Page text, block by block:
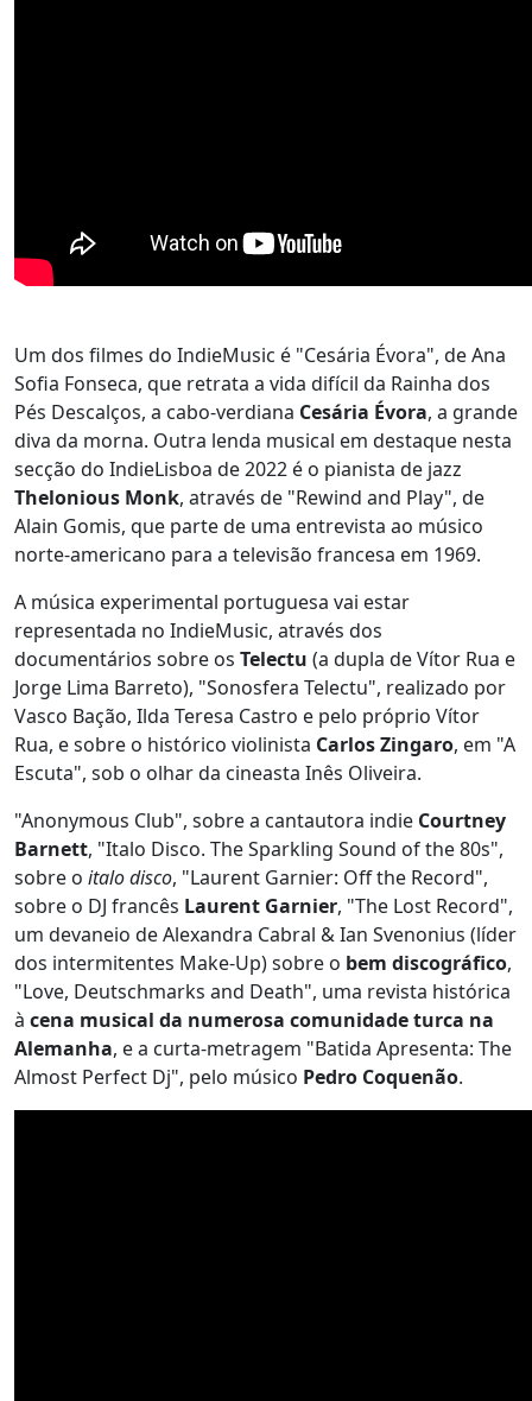
Um dos filmes do IndieMusic é "Cesária Évora", de Ana
Sofia Fonseca, que retrata a vida difícil da Rainha dos
Pés Descalços, a cabo-verdiana Cesária Évora, a grande
diva da morna. Outra lenda musical em destaque nesta
secção do IndieLisboa de 2022 é o pianista de jazz
Thelonious Monk, através de "Rewind and Play", de
Alain Gomis, que parte de uma entrevista ao músico
norte-americano para a televisão francesa em 1969.
A música experimental portuguesa vai estar
representada no IndieMusic, através dos
documentários sobre os Telectu (a dupla de Vítor Rua e
Jorge Lima Barreto), "Sonosfera Telectu", realizado por
Vasco Bação, Ilda Teresa Castro e pelo próprio Vítor
Rua, e sobre o histórico violinista Carlos Zingaro, em "A
Escuta", sob o olhar da cineasta Inês Oliveira.
"Anonymous Club", sobre a cantautora indie Courtney
Barnett, "Italo Disco. The Sparkling Sound of the 80s",
sobre o italo disco, "Laurent Garnier: Off the Record",
sobre o DJ francês Laurent Garnier, "The Lost Record",
um devaneio de Alexandra Cabral & Ian Svenonius (líder
dos intermitentes Make-Up) sobre o bem discográfico,
"Love, Deutschmarks and Death", uma revista histórica
à cena musical da numerosa comunidade turca na
Alemanha, e a curta-metragem "Batida Apresenta: The
Almost Perfect Dj", pelo músico Pedro Coquenão.